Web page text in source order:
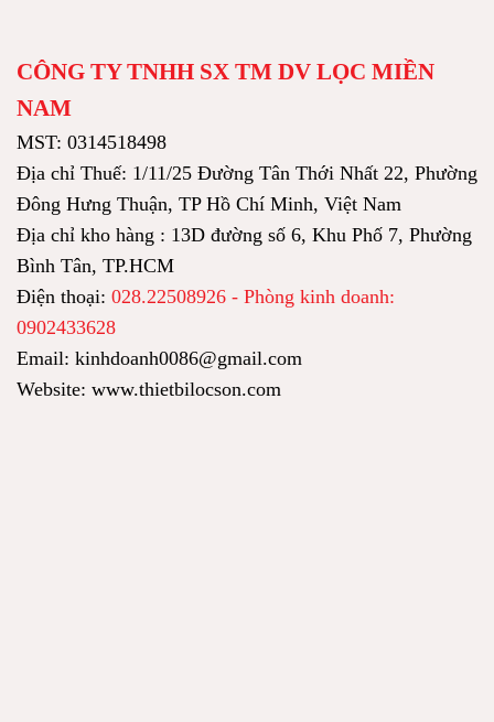
CÔNG TY TNHH SX TM DV LỌC MIỀN
NAM
MST: 0314518498
Địa chỉ Thuế: 1/11/25 Đường Tân Thới Nhất 22, Phường
Đông Hưng Thuận, TP Hồ Chí Minh, Việt Nam
Địa chỉ kho hàng : 13D đường số 6, Khu Phố 7, Phường
Bình Tân, TP.HCM
Điện thoại: 028.22508926 - Phòng kinh doanh:
0902433628
Email: kinhdoanh0086@gmail.com
Website: www.thietbilocson.com